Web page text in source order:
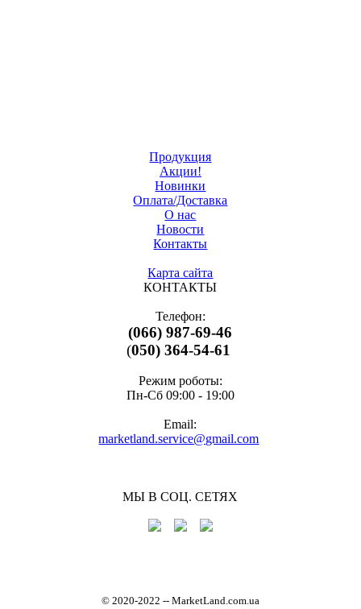
Продукция
Акции!
Новинки
Оплата/Доставка
О нас
Новости
Контакты
Карта сайта
КОНТАКТЫ
Телефон:
(066) 987-69-46
(050) 364-54-61
Режим роботы:
Пн-Cб 09:00 - 19:00
Email:
marketland.service@gmail.com
МЫ В СОЦ. СЕТЯХ
© 2020-2022 -- MarketLand.com.ua